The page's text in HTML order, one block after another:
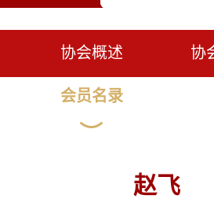
协会概述 协
会员名录
赵飞